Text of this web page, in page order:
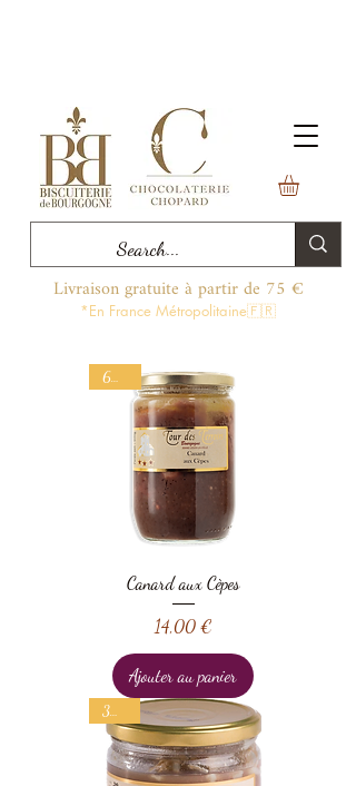
Livraison gratuite à partir de 75 €
*En France Métropolitaine🇫🇷
600 g
Canard aux Cèpes
Prix
14,00 €
Ajouter au panier
300 g